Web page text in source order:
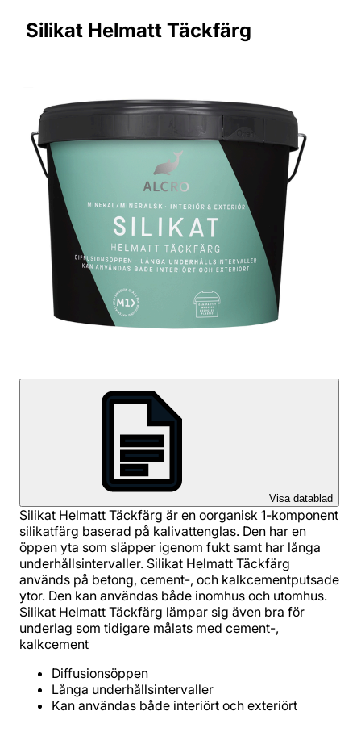
Silikat Helmatt Täckfärg
Visa datablad
Silikat Helmatt Täckfärg är en oorganisk 1-komponent
silikatfärg baserad på kalivattenglas. Den har en
öppen yta som släpper igenom fukt samt har långa
underhållsintervaller. Silikat Helmatt Täckfärg
används på betong, cement-, och kalkcementputsade
ytor. Den kan användas både inomhus och utomhus.
Silikat Helmatt Täckfärg lämpar sig även bra för
underlag som tidigare målats med cement-,
kalkcement
Diffusionsöppen
Långa underhållsintervaller
Kan användas både interiört och exteriört